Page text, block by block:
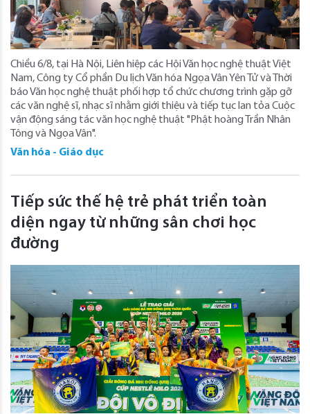
Chiều 6/8, tại Hà Nội, Liên hiệp các Hội Văn học nghệ thuật Việt
Nam, Công ty Cổ phần Du lịch Văn hóa Ngọa Vân Yên Tử và Thời
báo Văn học nghệ thuật phối hợp tổ chức chương trình gặp gỡ
các văn nghệ sĩ, nhạc sĩ nhằm giới thiệu và tiếp tục lan tỏa Cuộc
vận động sáng tác văn học nghệ thuật "Phật hoàng Trần Nhân
Tông và Ngọa Vân".
Văn hóa - Giáo dục
Tiếp sức thế hệ trẻ phát triển toàn
diện ngay từ những sân chơi học
đường